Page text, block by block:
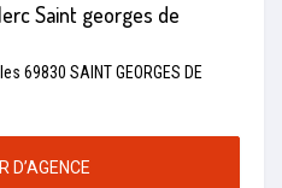
Saint georges de
69830 SAINT GEORGES DE
D’AGENCE